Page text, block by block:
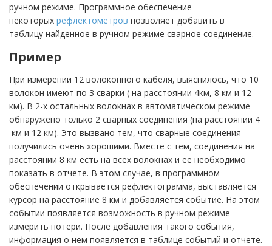
ручном режиме. Программное обеспечение
некоторых рефлектометров позволяет добавить в
таблицу найденное в ручном режиме сварное соединение.
Пример
При измерении 12 волоконного кабеля, выяснилось, что 10
волокон имеют по 3 сварки ( на расстоянии 4км, 8 км и 12
км). В 2-х остальных волокнах в автоматическом режиме
обнаружено только 2 сварных соединения (на расстоянии 4
км и 12 км). Это вызвано тем, что сварные соединения
получились очень хорошими. Вместе с тем, соединения на
расстоянии 8 км есть на всех волокнах и ее необходимо
показать в отчете. В этом случае, в программном
обеспечении открывается рефлектограмма, выставляется
курсор на расстояние 8 км и добавляется событие. На этом
событии появляется возможность в ручном режиме
измерить потери. После добавления такого события,
информация о нем появляется в таблице событий и отчете.